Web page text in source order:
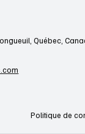
Québec,
Politique de